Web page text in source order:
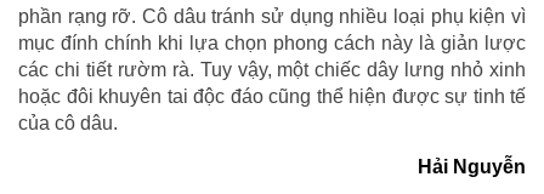
phần rạng rỡ. Cô dâu tránh sử dụng nhiều loại phụ kiện vì
mục đính chính khi lựa chọn phong cách này là giản lược
các chi tiết rườm rà. Tuy vậy, một chiếc dây lưng nhỏ xinh
hoặc đôi khuyên tai độc đáo cũng thể hiện được sự tinh tế
của cô dâu.
Hải Nguyễn